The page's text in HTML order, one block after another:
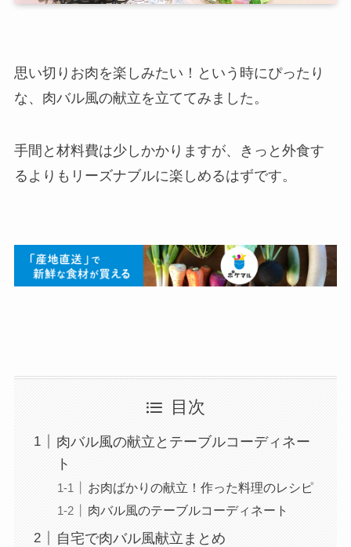
思い切りお肉を楽しみたい！という時にぴったり
な、肉バル風の献立を立ててみました。
手間と材料費は少しかかりますが、きっと外食す
るよりもリーズナブルに楽しめるはずです。
目次
肉バル風の献立とテーブルコーディネー
ト
お肉ばかりの献立！作った料理のレシピ
肉バル風のテーブルコーディネート
自宅で肉バル風献立まとめ